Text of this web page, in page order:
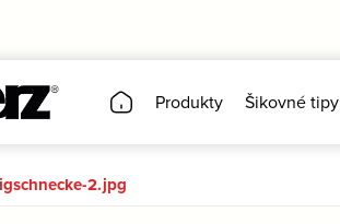
Produkty Šikovné tipy
2.jpg